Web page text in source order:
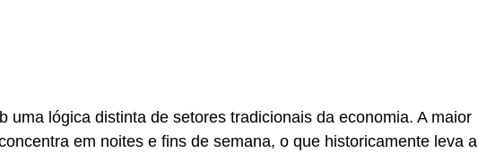
uma lógica distinta de setores tradicionais da economia. A maior
em noites e fins de semana, o que historicamente leva a